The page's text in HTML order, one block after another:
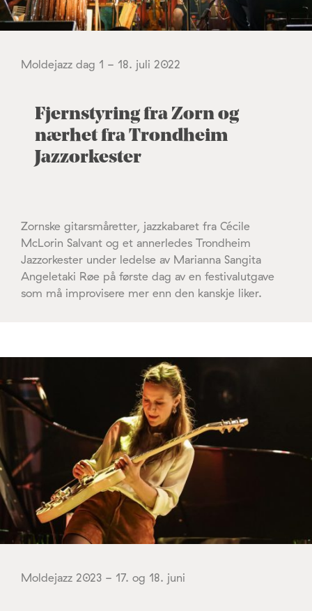
Moldejazz dag 1 - 18. juli 2022
Fjernstyring fra Zorn og
nærhet fra Trondheim
Jazzorkester
Zornske gitarsmåretter, jazzkabaret fra Cécile
McLorin Salvant og et annerledes Trondheim
Jazzorkester under ledelse av Marianna Sangita
Angeletaki Røe på første dag av en festivalutgave
som må improvisere mer enn den kanskje liker.
Moldejazz 2023 - 17. og 18. juni